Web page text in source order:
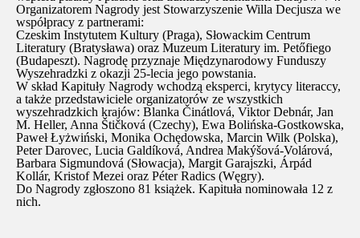
Organizatorem Nagrody jest Stowarzyszenie Willa Decjusza we
współpracy z partnerami:
Czeskim Instytutem Kultury (Praga), Słowackim Centrum
Literatury (Bratysława) oraz Muzeum Literatury im. Petőfiego
(Budapeszt). Nagrodę przyznaje Międzynarodowy Funduszy
Wyszehradzki z okazji 25-lecia jego powstania.
W skład Kapituły Nagrody wchodzą eksperci, krytycy literaccy,
a także przedstawiciele organizatorów ze wszystkich
wyszehradzkich krajów: Blanka Činátlová, Viktor Debnár, Jan
M. Heller, Anna Štičková (Czechy), Ewa Bolińska-Gostkowska,
Paweł Łyżwiński, Monika Ochędowska, Marcin Wilk (Polska),
Peter Darovec, Lucia Galdíková, Andrea Makýšová-Volárová,
Barbara Sigmundová (Słowacja), Margit Garajszki, Árpád
Kollár, Kristof Mezei oraz Péter Radics (Węgry).
Do Nagrody zgłoszono 81 książek. Kapituła nominowała 12 z
nich.